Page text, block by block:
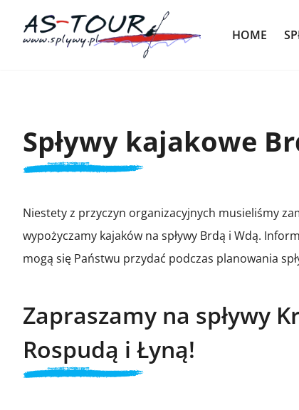
HOME
Spływy kajakowe
Niestety z przyczyn organizacyjnych musieliśmy
wypożyczamy kajaków na spływy Brdą i Wdą.
mogą się Państwu przydać podczas planowania
Zapraszamy na spływy
Rospudą i Łyną!